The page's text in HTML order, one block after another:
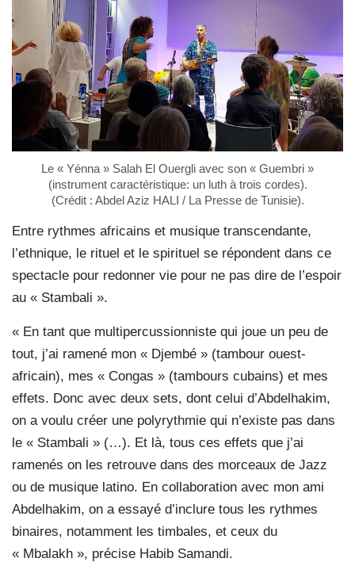
Le « Yénna » Salah El Ouergli avec son « Guembri »
(instrument caractéristique: un luth à trois cordes).
(Crédit : Abdel Aziz HALI / La Presse de Tunisie).
Entre rythmes africains et musique transcendante,
l’ethnique, le rituel et le spirituel se répondent dans ce
spectacle pour redonner vie pour ne pas dire de l’espoir
au « Stambali ».
« En tant que multipercussionniste qui joue un peu de
tout, j’ai ramené mon « Djembé » (tambour ouest-
africain), mes « Congas » (tambours cubains) et mes
effets. Donc avec deux sets, dont celui d’Abdelhakim,
on a voulu créer une polyrythmie qui n’existe pas dans
le « Stambali » (…). Et là, tous ces effets que j’ai
ramenés on les retrouve dans des morceaux de Jazz
ou de musique latino. En collaboration avec mon ami
Abdelhakim, on a essayé d’inclure tous les rythmes
binaires, notamment les timbales, et ceux du
« Mbalakh », précise Habib Samandi.